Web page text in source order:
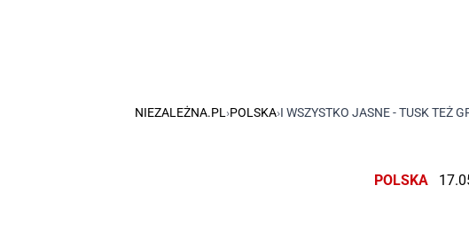
NIEZALEŻNA.PL ›POLSKA›I WSZYSTKO JASNE - TUSK TEŻ
POLSKA